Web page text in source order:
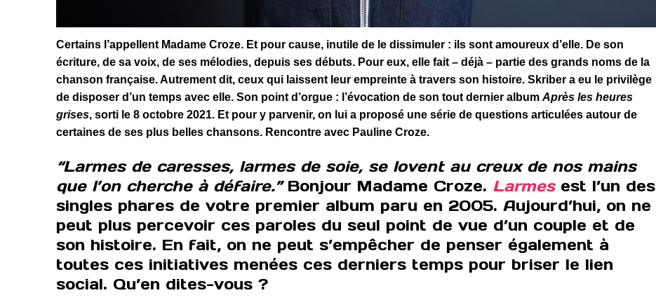
Certains l’appellent Madame Croze. Et pour cause, inutile de le dissimuler : ils sont amoureux d’elle. De son
écriture, de sa voix, de ses mélodies, depuis ses débuts. Pour eux, elle fait – déjà – partie des grands noms de la
chanson française. Autrement dit, ceux qui laissent leur empreinte à travers son histoire. Skriber a eu le privilège
de disposer d’un temps avec elle. Son point d’orgue : l’évocation de son tout dernier album Après les heures
grises, sorti le 8 octobre 2021. Et pour y parvenir, on lui a proposé une série de questions articulées autour de
certaines de ses plus belles chansons. Rencontre avec Pauline Croze.
“Larmes de caresses, larmes de soie, se lovent au creux de nos mains
que l’on cherche à défaire.”Bonjour Madame Croze. Larmesest l’un des
singles phares de votre premier album paru en 2005. Aujourd’hui, on ne
peut plus percevoir ces paroles du seul point de vue d’un couple et de
son histoire. En fait, on ne peut s’empêcher de penser également à
toutes ces initiatives menées ces derniers temps pour briser le lien
social. Qu’en dites-vous ?